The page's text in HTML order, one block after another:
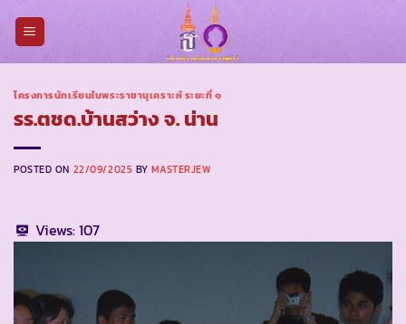
โครงการนักเรียนในพระราชานุเคราะห์ ระยะที่ ๑
รร.ตชด.บ้านสว่าง จ. น่าน
POSTED ON 22/09/2025 BYMASTERJEW
Views:107